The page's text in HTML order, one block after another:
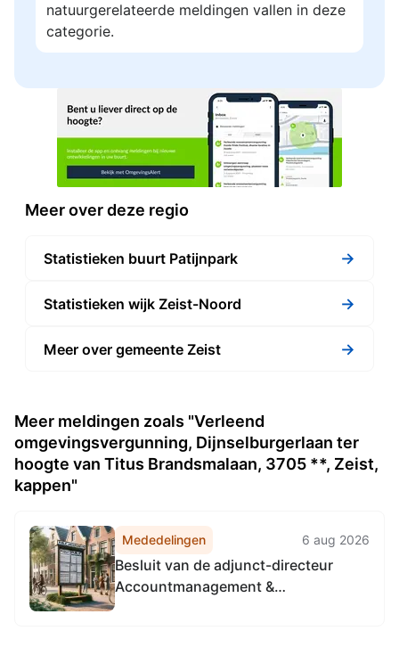
natuurgerelateerde meldingen vallen in deze
categorie.
Meer over deze regio
Statistieken buurt Patijnpark →
Statistieken wijk Zeist-Noord →
Meer over gemeente Zeist →
Meer meldingen zoals "Verleend
omgevingsvergunning, Dijnselburgerlaan ter
hoogte van Titus Brandsmalaan, 3705 **, Zeist,
kappen"
Mededelingen 6 aug 2026
Besluit van de adjunct-directeur
Accountmanagement &